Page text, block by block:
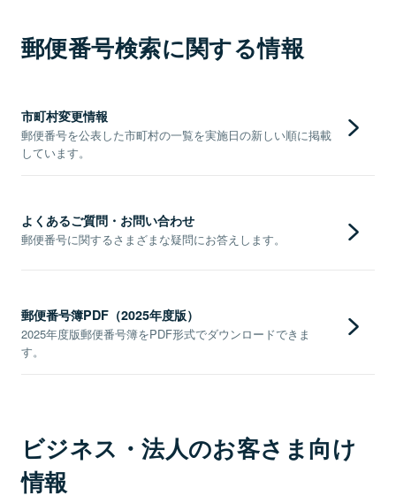
郵便番号検索に関する情報
市町村変更情報
郵便番号を公表した市町村の一覧を実施日の新しい順に掲載
しています。
よくあるご質問・お問い合わせ
郵便番号に関するさまざまな疑問にお答えします。
郵便番号簿PDF（2025年度版）
2025年度版郵便番号簿をPDF形式でダウンロードできま
す。
ビジネス・法人のお客さま向け
情報